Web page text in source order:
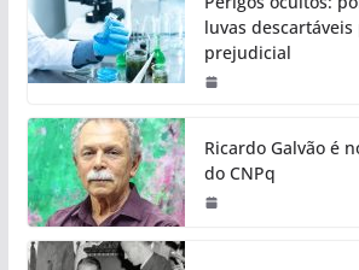
luvas descartáveis
prejudicial
Ricardo Galvão é
do CNPq